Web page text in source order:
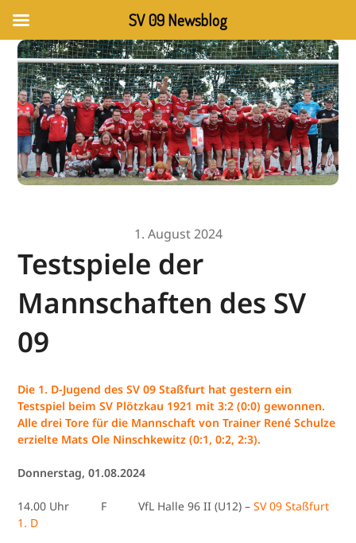
1. August 2024
Testspiele der
Mannschaften des SV
09
Die 1. D-Jugend des SV 09 Staßfurt hat gestern ein
Testspiel beim SV Plötzkau 1921 mit 3:2 (0:0) gewonnen.
Alle drei Tore für die Mannschaft von Trainer René Schulze
erzielte Mats Ole Ninschkewitz (0:1, 0:2, 2:3).
Donnerstag, 01.08.2024
14.00 Uhr F VfL Halle 96 II (U12) –SV 09 Staßfurt
1. D
SV 09 Newsblog